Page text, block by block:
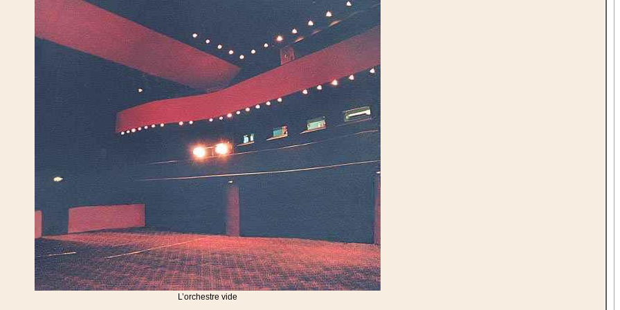
L’orchestre vide